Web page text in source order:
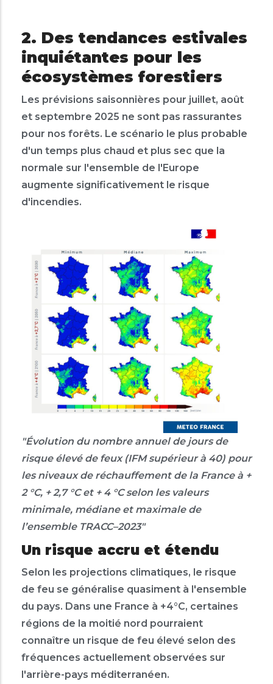
2. Des tendances estivales
inquiétantes pour les
écosystèmes forestiers
Les prévisions saisonnières pour juillet, août
et septembre 2025 ne sont pas rassurantes
pour nos forêts. Le scénario le plus probable
d'un temps plus chaud et plus sec que la
normale sur l'ensemble de l'Europe
augmente significativement le risque
d'incendies.
"Évolution du nombre annuel de jours de
risque élevé de feux (IFM supérieur à 40) pour
les niveaux de réchauffement de la France à +
2 °C, + 2,7 °C et + 4 °C selon les valeurs
minimale, médiane et maximale de
l’ensemble TRACC–2023"
Un risque accru et étendu
Selon les projections climatiques, le risque
de feu se généralise quasiment à l'ensemble
du pays. Dans une France à +4°C, certaines
régions de la moitié nord pourraient
connaître un risque de feu élevé selon des
fréquences actuellement observées sur
l'arrière-pays méditerranéen.